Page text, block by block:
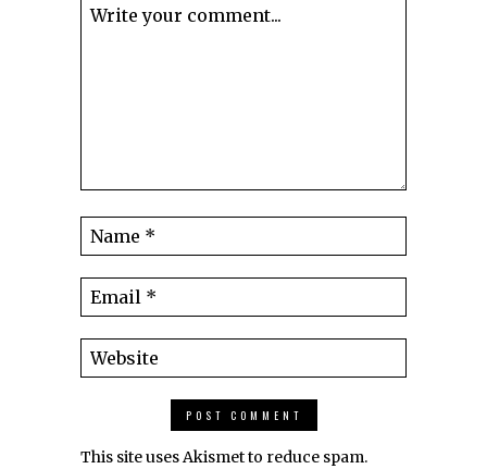
This site uses Akismet to reduce spam.